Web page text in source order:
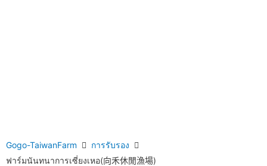
Gogo-TaiwanFarm
การรับรอง
ฟาร์มนันทนาการเซี่ยงเหอ(向禾休閒漁場)